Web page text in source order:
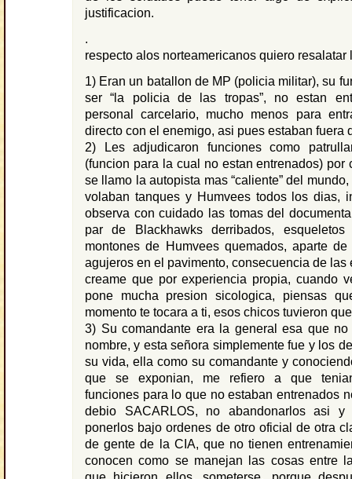
justificacion.
.
respecto alos norteamericanos quiero resalatar
1) Eran un batallon de MP (policia militar), su
ser “la policia de las tropas”, no estan
personal carcelario, mucho menos para
directo con el enemigo, asi pues estaban fuera
2) Les adjudicaron funciones como
(funcion para la cual no estan entrenados) por
se llamo la autopista mas “caliente” del
volaban tanques y Humvees todos los dias,
observa con cuidado las tomas del
par de Blackhawks derribados,
montones de Humvees quemados, aparte
agujeros en el pavimento, consecuencia de las
creame que por experiencia propia, cuando
pone mucha presion sicologica, piensas
momento te tocara a ti, esos chicos tuvieron
3) Su comandante era la general esa que
nombre, y esta señora simplemente fue y los
su vida, ella como su comandante y
que se exponian, me refiero a que
funciones para lo que no estaban entrenados
debio SACARLOS, no abandonarlos asi y
ponerlos bajo ordenes de otro oficial de otra
de gente de la CIA, que no tienen
conocen como se manejan las cosas entre